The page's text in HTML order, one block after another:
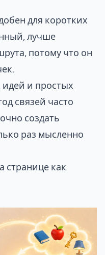
для коротких
лучше
, потому что он
идей и простых
связей часто
создать
раз мысленно
странице как